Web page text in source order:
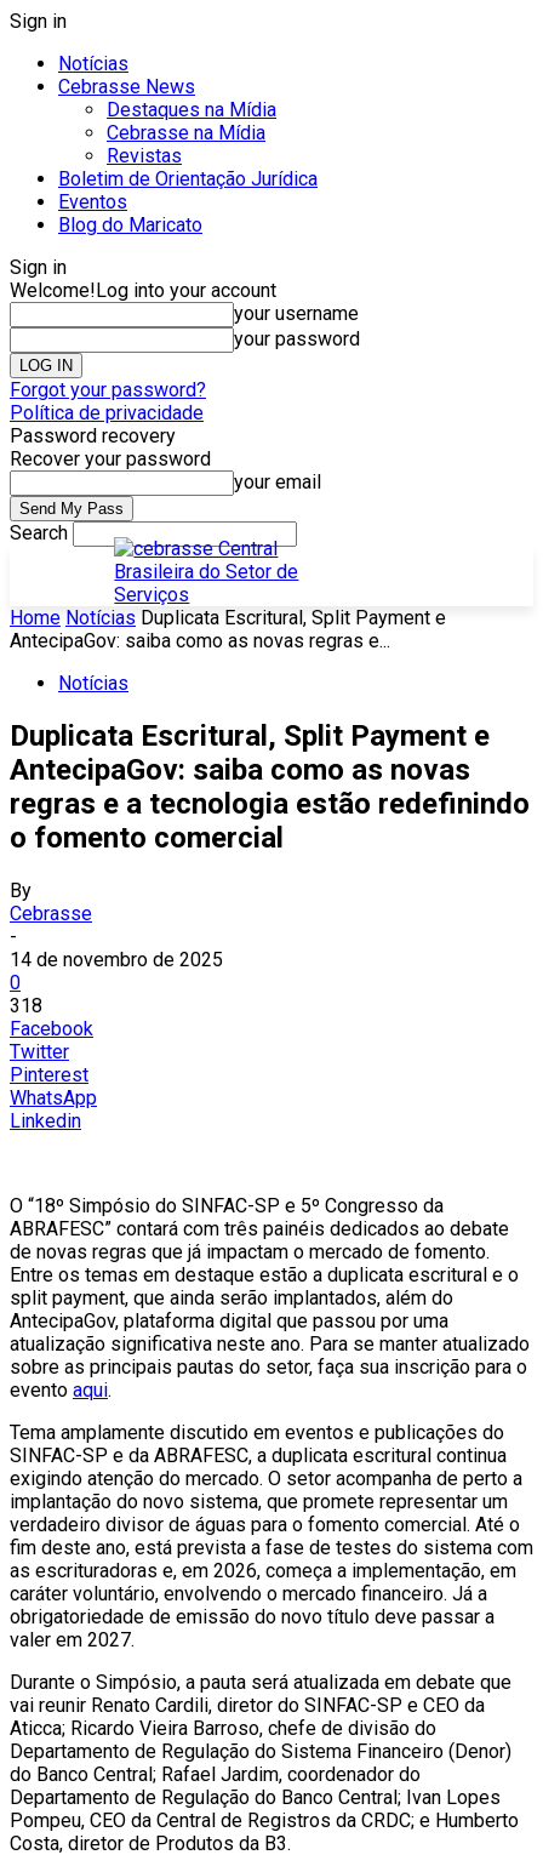
Sign in
Notícias
Cebrasse News
Destaques na Mídia
Cebrasse na Mídia
Revistas
Boletim de Orientação Jurídica
Eventos
Blog do Maricato
Sign in
Welcome!Log into your account
your username
your password
Forgot your password?
Política de privacidade
Password recovery
Recover your password
your email
Search
Home Notícias Duplicata Escritural, Split Payment e
AntecipaGov: saiba como as novas regras e...
Notícias
Duplicata Escritural, Split Payment e
AntecipaGov: saiba como as novas
regras e a tecnologia estão redefinindo
o fomento comercial
By
Cebrasse
-
14 de novembro de 2025
0
318
Facebook
Twitter
Pinterest
WhatsApp
Linkedin
O “18º Simpósio do SINFAC-SP e 5º Congresso da
ABRAFESC” contará com três painéis dedicados ao debate
de novas regras que já impactam o mercado de fomento.
Entre os temas em destaque estão a duplicata escritural e o
split payment, que ainda serão implantados, além do
AntecipaGov, plataforma digital que passou por uma
atualização significativa neste ano. Para se manter atualizado
sobre as principais pautas do setor, faça sua inscrição para o
evento aqui.
Tema amplamente discutido em eventos e publicações do
SINFAC-SP e da ABRAFESC, a duplicata escritural continua
exigindo atenção do mercado. O setor acompanha de perto a
implantação do novo sistema, que promete representar um
verdadeiro divisor de águas para o fomento comercial. Até o
fim deste ano, está prevista a fase de testes do sistema com
as escrituradoras e, em 2026, começa a implementação, em
caráter voluntário, envolvendo o mercado financeiro. Já a
obrigatoriedade de emissão do novo título deve passar a
valer em 2027.
Durante o Simpósio, a pauta será atualizada em debate que
vai reunir Renato Cardili, diretor do SINFAC-SP e CEO da
Aticca; Ricardo Vieira Barroso, chefe de divisão do
Departamento de Regulação do Sistema Financeiro (Denor)
do Banco Central; Rafael Jardim, coordenador do
Departamento de Regulação do Banco Central; Ivan Lopes
Pompeu, CEO da Central de Registros da CRDC; e Humberto
Costa, diretor de Produtos da B3.